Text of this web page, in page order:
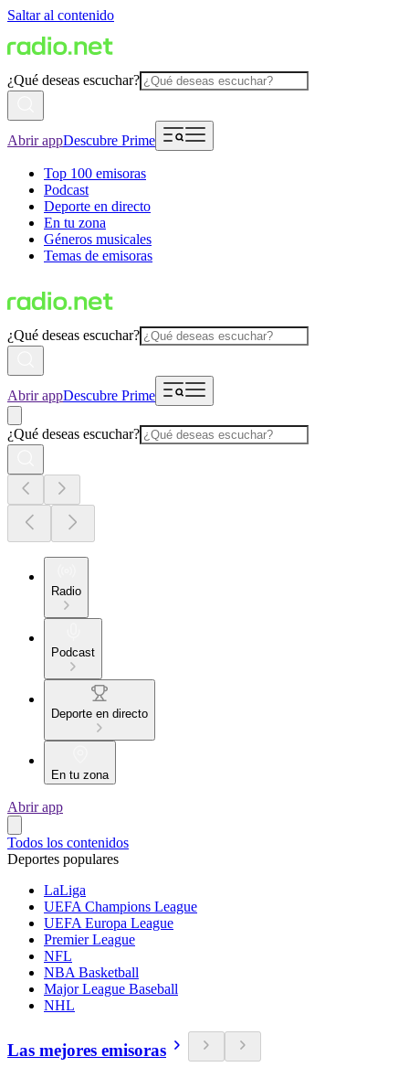
Saltar al contenido
¿Qué deseas escuchar?
Abrir appDescubre Prime
Top 100 emisoras
Podcast
Deporte en directo
En tu zona
Géneros musicales
Temas de emisoras
¿Qué deseas escuchar?
Abrir appDescubre Prime
¿Qué deseas escuchar?
Radio
Podcast
Deporte en directo
En tu zona
Abrir app
Todos los contenidos
Deportes populares
LaLiga
UEFA Champions League
UEFA Europa League
Premier League
NFL
NBA Basketball
Major League Baseball
NHL
Las mejores emisoras